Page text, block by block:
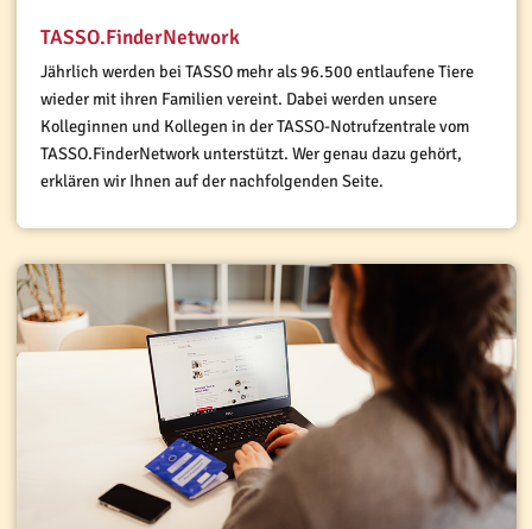
TASSO.FinderNetwork
Jährlich werden bei TASSO mehr als 96.500 entlaufene Tiere
wieder mit ihren Familien vereint. Dabei werden unsere
Kolleginnen und Kollegen in der TASSO-Notrufzentrale vom
TASSO.FinderNetwork unterstützt. Wer genau dazu gehört,
erklären wir Ihnen auf der nachfolgenden Seite.